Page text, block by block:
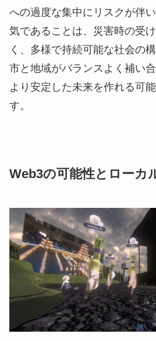
への過度な集中にリスクが伴
気であることは、災害時の受
く、多様で持続可能な社会の
市と地域がバランスよく補い
より安定した未来を作れる可
す。
Web3の可能性とローカ